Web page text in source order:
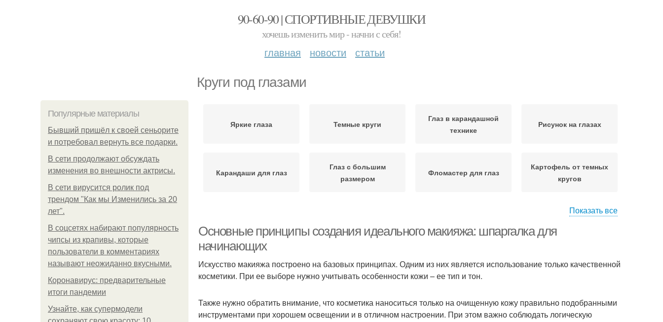
90-60-90 | СПОРТИВНЫЕ ДЕВУШКИ
хочешь изменить мир - начни с себя!
главная новости статьи
Круги под глазами
Популярные материалы
Бывший пришёл к своей сеньорите
и потребовал вернуть все подарки.
В сети продолжают обсуждать
изменения во внешности актрисы.
В сети вирусится ролик под
трендом "Как мы Изменились за 20
лет".
В соцсетях набирают популярность
чипсы из крапивы, которые
пользователи в комментариях
называют неожиданно вкусными.
Коронавирус: предварительные
итоги пандемии
Узнайте, как супермодели
Яркие глаза Темные круги
Глаз в карандашной
технике
Рисунок на глазах
Карандаши для глаз
Глаз с большим
размером
Фломастер для глаз
Картофель от темных
кругов
условиях
Мешки под глазами Отеки под глазами Мешок под глазом
Средство от темных
Патчи для глаз
Показать все
Основные принципы создания идеального макияжа: шпаргалка для
начинающих
Искусство макияжа построено на базовых принципах. Одним из них является использование только качественной
косметики. При ее выборе нужно учитывать особенности кожи – ее тип и тон.
Также нужно обратить внимание, что косметика наноситься только на очищенную кожу правильно подобранными
инструментами при хорошем освещении и в отличном настроении. При этом важно соблюдать логическую